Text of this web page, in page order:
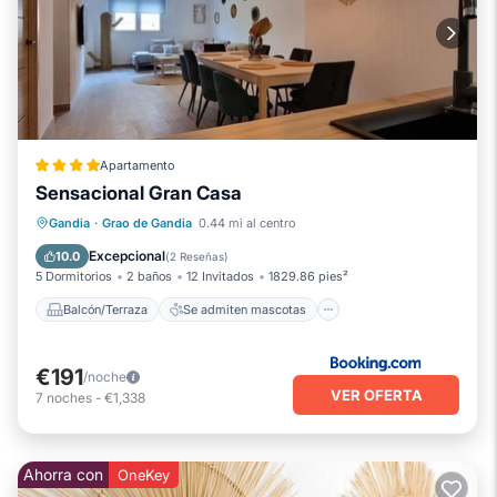
Gandia, Como lugares para visitar y cosas para hacer cerca,
puede consultar a continuación para obtener más
información.
Número de licencia :
ESFCTU00004606500074865100000000000000000000AT43588V
5, CV-VUT0043588-V
Apartamento
Sensacional Gran Casa
Gandia · Grao de Gandia 0.44 mi al centro
10.0 Excepcional(2 Reseñas)
5 Dormitorios 2 baños 12 Invitados 1829.86 pies²
Balcón/Terraza Se admiten mascotas
Balcón/Terraza
Se admiten mascotas
Aire acondicionado
€191/noche
7 noches - €1,338 VER OFERTA
Ahorra con OneKey